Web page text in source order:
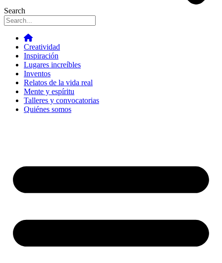
Search
Creatividad
Inspiración
Lugares increíbles
Inventos
Relatos de la vida real
Mente y espíritu
Talleres y convocatorias
Quiénes somos